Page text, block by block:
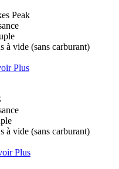
Peak
à vide (sans carburant)
Plus
à vide (sans carburant)
Plus